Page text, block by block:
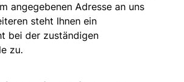
angegebenen Adresse an uns
steht Ihnen ein
bei der zuständigen
zu.